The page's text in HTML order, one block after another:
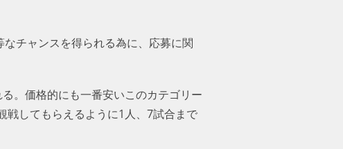
チャンスを得られる為に、応募に関
。価格的にも一番安いこのカテゴリー
戦してもらえるように1人、7試合まで